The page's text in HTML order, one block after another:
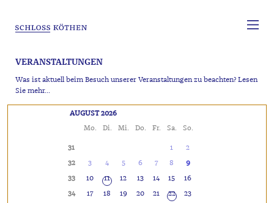
VERANSTALTUNGEN
Was ist aktuell beim Besuch unserer Veranstaltungen zu beachten? Lesen
Sie mehr...
AUGUST 2026
Mo.
Di. Mi. Do. Fr. Sa. So.
31 1
2
32
3 4 5 6 7 8
9
33
10 11 12 13 14 15
16
34
17 18 19 20 21 22
23